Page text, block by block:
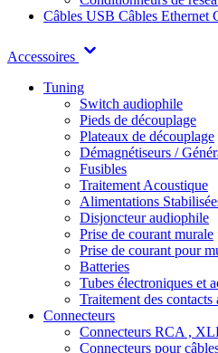
Câbles USB Câbles Ethernet
Accessoires
Tuning
Switch audiophile
Pieds de découplage
Plateaux de découplage
Démagnétiseurs /
Fusibles
Traitement Acoustique
Alimentations
Disjoncteur audiophile
Prise de courant murale
Prise de courant pour
Batteries
Tubes électroniques et
Traitement des contacts
Connecteurs
Connecteurs RCA ,
Connecteurs pour